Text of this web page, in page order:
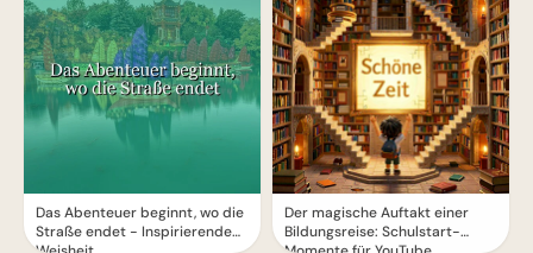
Das Abenteuer beginnt, wo die
Straße endet - Inspirierende
Der magische Auftakt einer
Bildungsreise: Schulstart-